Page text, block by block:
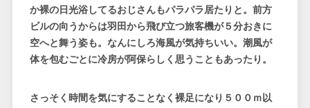
か裸の日光浴してるおじさんもパラパラ居たりと。前方
ビルの向うからは羽田から飛び立つ旅客機が５分おきに
空へと舞う姿も。なんにしろ海風が気持ちいい。潮風が
体を包むごとに冷房が阿保らしく思うこともあったり。
さっそく時間を気にすることなく裸足になり５００ｍ以